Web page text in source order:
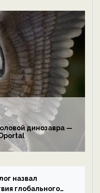
динозавра —
назвал
глобального